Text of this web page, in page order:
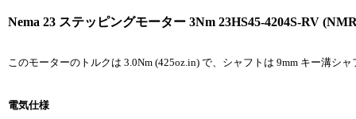
Nema 23 ステッピングモーター 3Nm 23HS45-4204S-RV
このモーターのトルクは 3.0Nm (425oz.in) で、シャフトは 9mm キー溝シ
電気仕様